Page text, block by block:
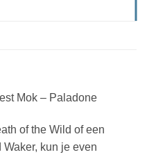
Mok – Paladone
of the Wild of een
kun je even